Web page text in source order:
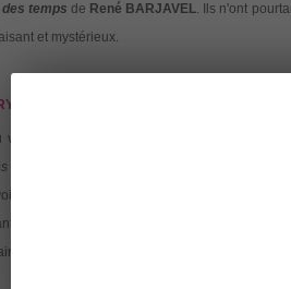
temps de René BARJAVEL. Ils n'ont
et mystérieux.
du titre : je m'attendais à un texte un peu
!)
changer la face de l'histoire. J'ai beaucoup
par
de me donner envie de l'en sortir dès